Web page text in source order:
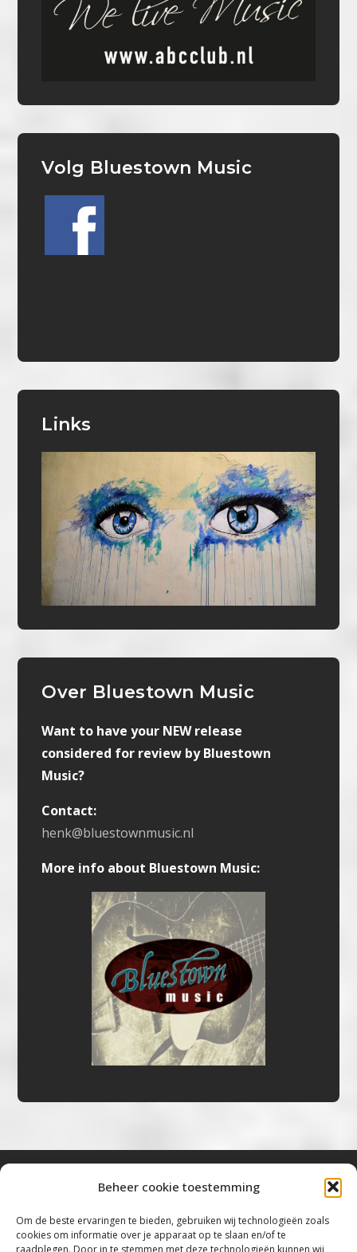
Beheer cookie toestemming
Om de beste ervaringen te bieden, gebruiken wij technologieën zoals
cookies om informatie over je apparaat op te slaan en/of te
raadplegen. Door in te stemmen met deze technologieën kunnen wij
Volg Bluestown Music
Links
Over Bluestown Music
Want to have your NEW release
considered for review by Bluestown
Music?
Contact:
henk@bluestownmusic.nl
More info about Bluestown Music:
“Voor de mooiste Blues, Rock, Roots &